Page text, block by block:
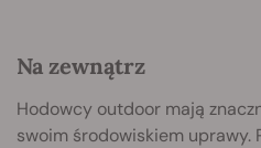
Na zewnątrz
Hodowcy outdoor mają
swoim środowiskiem uprawy.